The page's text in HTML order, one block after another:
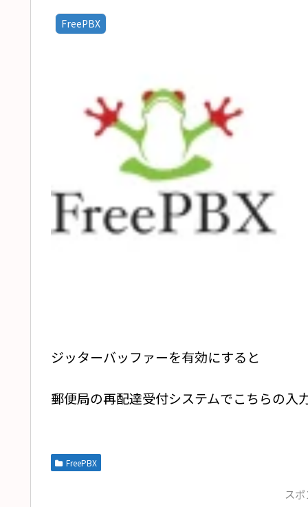
FreePBX
ジッターバッファーを有効にすると
郵便局の再配達受付システムでこちらの入
FreePBX
ス